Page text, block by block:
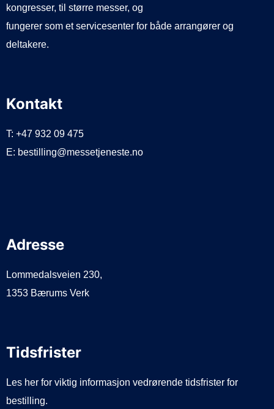
kongresser, til større messer, og
fungerer som et servicesenter for både arrangører og
deltakere.
Kontakt
T: +47 932 09 475
E: bestilling@messetjeneste.no
Adresse
Lommedalsveien 230,
1353 Bærums Verk
Tidsfrister
Les her for viktig informasjon vedrørende tidsfrister for
bestilling.